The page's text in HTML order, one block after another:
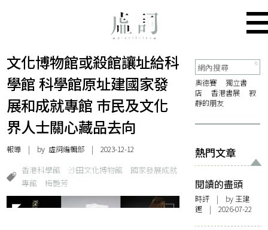
文化博物館或殺館讓址給科
學館 科學館原址建國家發
展和成就專館 巿民及文化
界人士關心藏品去向
報導 | by 虛詞編輯部 | 2023-12-12
香港科學館 沙田文化博物館
國家發展成就
專館
梅艷芳
奧德賽
獨立書
店
香港書展
寂
靜的朋友
熱門文章
閱讀的盡頭
時評 | by 王建
鏗 | 2026-07-22